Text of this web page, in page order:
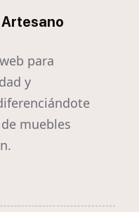
Artesano
para
y
muebles